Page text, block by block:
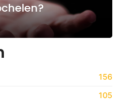
156
105